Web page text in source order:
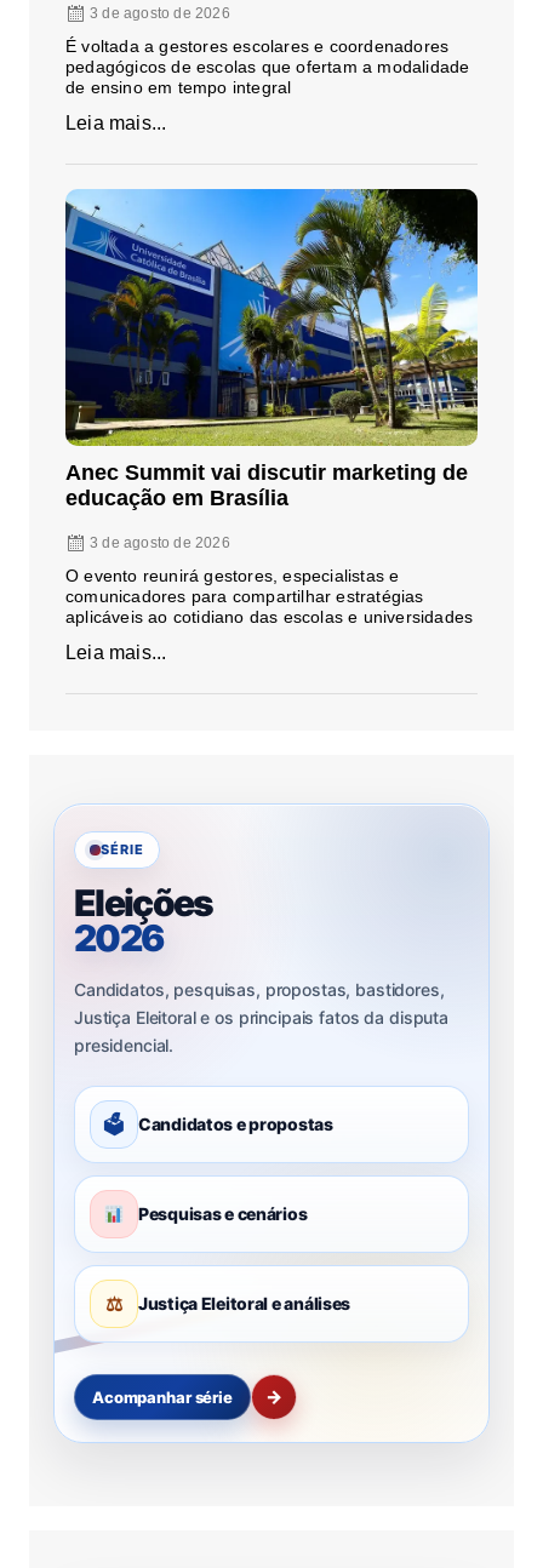
3 de agosto de 2026
É voltada a gestores escolares e coordenadores
pedagógicos de escolas que ofertam a modalidade
de ensino em tempo integral
Leia mais...
Anec Summit vai discutir marketing de
educação em Brasília
3 de agosto de 2026
O evento reunirá gestores, especialistas e
comunicadores para compartilhar estratégias
aplicáveis ao cotidiano das escolas e universidades
Leia mais...
SÉRIE
Eleições
2026
Candidatos, pesquisas, propostas, bastidores,
Justiça Eleitoral e os principais fatos da disputa
presidencial.
🗳 Candidatos e propostas
Pesquisas e cenários
⚖ Justiça Eleitoral e análises
Acompanhar série →